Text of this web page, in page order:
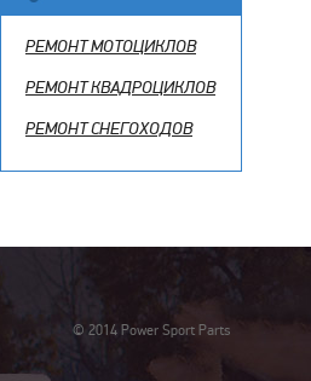
РЕМОНТ МОТОЦИКЛОВ
РЕМОНТ КВАДРОЦИКЛОВ
РЕМОНТ СНЕГОХОДОВ
© 2014 Power Sport Parts